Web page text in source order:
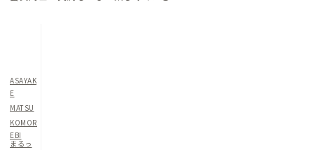
ASAYAK
E
MATSU
KOMOR
EBI
まるっ